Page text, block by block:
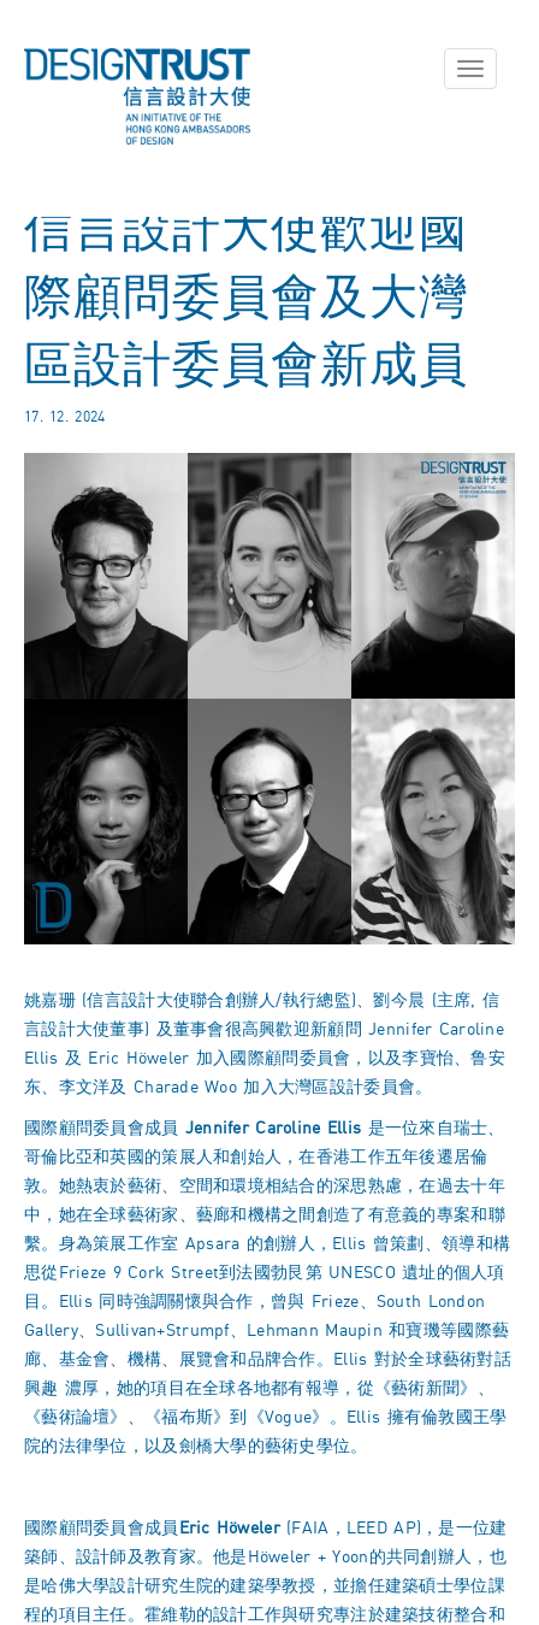
Toggle
信言設計大使歡迎國
際顧問委員會及大灣
區設計委員會新成員
17. 12. 2024
姚嘉珊 (信言設計大使聯合創辦人/執行總監)、劉今晨 (主席, 信
言設計大使董事) 及董事會很高興歡迎新顧問 Jennifer Caroline
Ellis 及 Eric Höweler 加入國際顧問委員會，以及李寶怡、鲁安
东、李文洋及 Charade Woo 加入大灣區設計委員會。
國際顧問委員會成員 Jennifer Caroline Ellis 是一位來自瑞士、
哥倫比亞和英國的策展人和創始人，在香港工作五年後遷居倫
敦。她熱衷於藝術、空間和環境相結合的深思熟慮，在過去十年
中，她在全球藝術家、藝廊和機構之間創造了有意義的專案和聯
繫。身為策展工作室 Apsara 的創辦人，Ellis 曾策劃、領導和構
思從Frieze 9 Cork Street到法國勃艮第 UNESCO 遺址的個人項
目。Ellis 同時強調關懷與合作，曾與 Frieze、South London
Gallery、Sullivan+Strumpf、Lehmann Maupin 和寶璣等國際藝
廊、基金會、機構、展覽會和品牌合作。Ellis 對於全球藝術對話
興趣 濃厚，她的項目在全球各地都有報導，從《藝術新聞》、
《藝術論壇》、《福布斯》到《Vogue》。Ellis 擁有倫敦國王學
院的法律學位，以及劍橋大學的藝術史學位。
國際顧問委員會成員 Eric Höweler (FAIA，LEED AP)，是一位建
築師、設計師及教育家。他是Höweler + Yoon的共同創辦人，也
是哈佛大學設計研究生院的建築學教授，並擔任建築碩士學位課
程的項目主任。霍維勒的設計工作與研究專注於建築技術整合和